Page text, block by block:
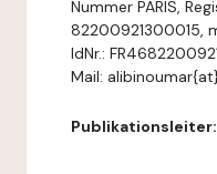
Nummer PARIS,
82200921300015,
IdNr.:
Mail: